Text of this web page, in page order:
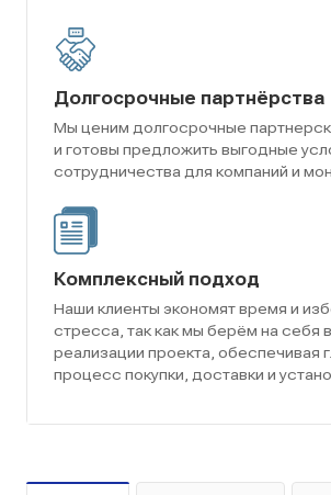
Долгосрочные партнёрства
Мы ценим долгосрочные
и готовы предложить выгодные
сотрудничества для компаний и
Комплексный подход
Наши клиенты экономят время и
стресса, так как мы берём на себя
реализации проекта, обеспечивая
процесс покупки, доставки и